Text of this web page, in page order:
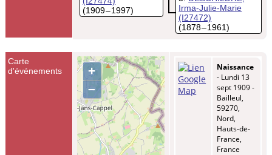
(1909 – 1997)
Irma-Julie-Marie
(I27472)
(1878 – 1961)
Carte
d'événements
+
–
Naissance
- Lundi 13
sept 1909 -
Bailleul,
59270,
Nord,
Hauts-de-
France,
France